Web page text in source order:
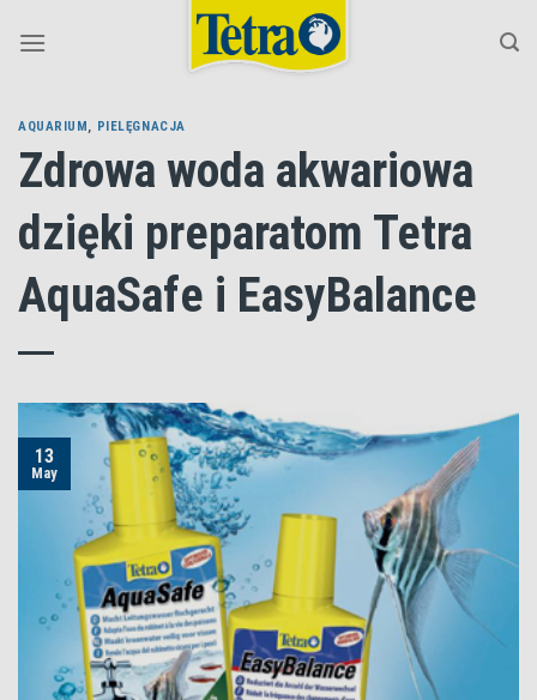
AQUARIUM, PIELĘGNACJA
Zdrowa woda akwariowa
dzięki preparatom Tetra
AquaSafe i EasyBalance
13
May